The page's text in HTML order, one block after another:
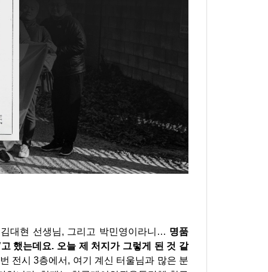
대현 선생님, 그리고 박민영이라니… 명품
했는데요. 오늘 제 처지가 그렇게 된 것 같
전시 3층에서, 여기 계신 터울님과 많은 분